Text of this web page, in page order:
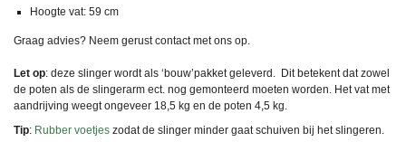
Hoogte vat: 59 cm
Graag advies? Neem gerust contact met ons op.
Let op: deze slinger wordt als ‘bouw’pakket geleverd. Dit betekent dat zowel
de poten als de slingerarm ect. nog gemonteerd moeten worden. Het vat met
aandrijving weegt ongeveer 18,5 kg en de poten 4,5 kg.
Tip: Rubber voetjes zodat de slinger minder gaat schuiven bij het slingeren.